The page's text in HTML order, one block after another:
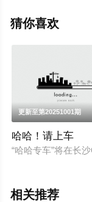
猜你喜欢
更新至第20251001期
哈哈！请上车
“哈哈专车”将在长
相关推荐